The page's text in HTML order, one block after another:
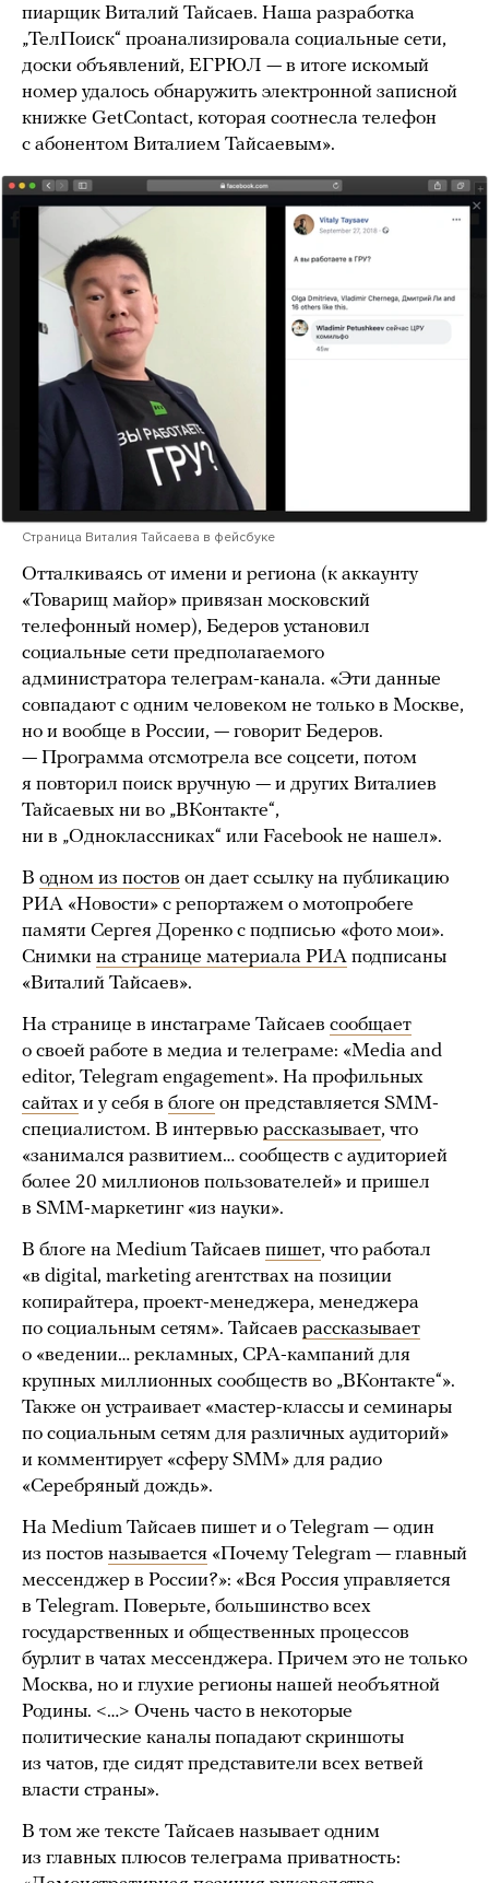
пиарщик Виталий Тайсаев. Наша разработка
„ТелПоиск“ проанализировала социальные сети,
доски объявлений, ЕГРЮЛ — в итоге искомый
номер удалось обнаружить электронной записной
книжке GetContact, которая соотнесла телефон
с абонентом Виталием Тайсаевым».
Страница Виталия Тайсаева в фейсбуке
Отталкиваясь от имени и региона (к аккаунту
«Товарищ майор» привязан московский
телефонный номер), Бедеров установил
социальные сети предполагаемого
администратора телеграм-канала. «Эти данные
совпадают с одним человеком не только в Москве,
но и вообще в России, — говорит Бедеров.
— Программа отсмотрела все соцсети, потом
я повторил поиск вручную — и других Виталиев
Тайсаевых ни во „ВКонтакте“,
ни в „Одноклассниках“ или Facebook не нашел».
В одном из постов он дает ссылку на публикацию
РИА «Новости» с репортажем о мотопробеге
памяти Сергея Доренко с подписью «фото мои».
Снимки на странице материала РИА подписаны
«Виталий Тайсаев».
На странице в инстаграме Тайсаев сообщает
о своей работе в медиа и телеграме: «Media and
editor, Telegram engagement». На профильных
сайтах и у себя в блоге он представляется SMM-
специалистом. В интервью рассказывает, что
«занимался развитием… сообществ с аудиторией
более 20 миллионов пользователей» и пришел
в SMM-маркетинг «из науки».
В блоге на Medium Тайсаев пишет, что работал
«в digital, marketing агентствах на позиции
копирайтера, проект-менеджера, менеджера
по социальным сетям». Тайсаев рассказывает
о «ведении… рекламных, CPA-кампаний для
крупных миллионных сообществ во „ВКонтакте“».
Также он устраивает «мастер-классы и семинары
по социальным сетям для различных аудиторий»
и комментирует «сферу SMM» для радио
«Серебряный дождь».
На Medium Тайсаев пишет и о Telegram — один
из постов называется «Почему Telegram — главный
мессенджер в России?»: «Вся Россия управляется
в Telegram. Поверьте, большинство всех
государственных и общественных процессов
бурлит в чатах мессенджера. Причем это не только
Москва, но и глухие регионы нашей необъятной
Родины. <…> Очень часто в некоторые
политические каналы попадают скриншоты
из чатов, где сидят представители всех ветвей
власти страны».
В том же тексте Тайсаев называет одним
из главных плюсов телеграма приватность: